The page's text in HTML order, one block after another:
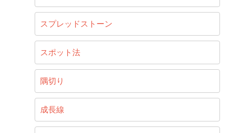
スプレッドストーン
スポット法
隅切り
成長線